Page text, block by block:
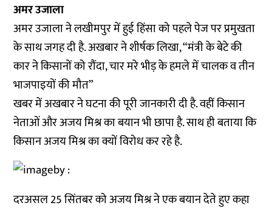
अमर उजाला
अमर उजाला ने लखीमपुर में हुई हिंसा को पहले पेज पर प्रमुखता
के साथ जगह दी है. अखबार ने शीर्षक लिखा, “मंत्री के बेटे की
कार ने किसानों को रौंदा, चार मरे भीड़ के हमले में चालक व तीन
भाजपाइयों की मौत”
खबर में अखबार ने घटना की पूरी जानकारी दी है. वहीं किसान
नेताओं और अजय मिश्र का बयान भी छापा है. साथ ही बताया कि
किसान अजय मिश्र का क्यों विरोध कर रहे है.
दरअसल 25 सिंतबर को अजय मिश्र ने एक बयान देते हुए कहा